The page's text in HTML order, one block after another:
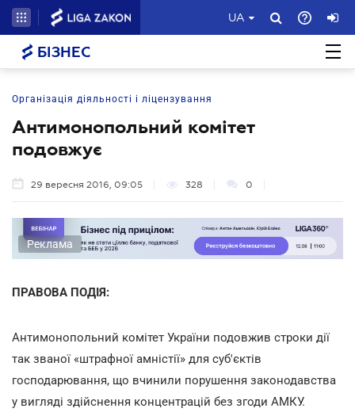
UA
БІЗНЕС
Організація діяльності і ліцензування
Антимонопольний комітет
подовжує
29 вересня 2016, 09:05 328 0
Реклама
ПРАВОВА ПОДІЯ:
Антимонопольний комітет України подовжив строки дії
так званої «штрафної амністії» для суб'єктів
господарювання, що вчинили порушення законодавства
у вигляді здійснення концентрацій без згоди АМКУ.